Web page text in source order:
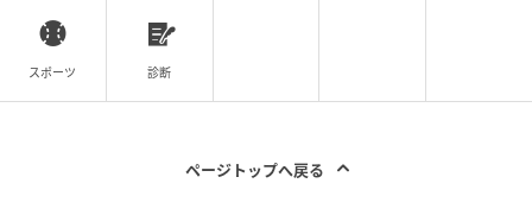
を早めに把握しておくことが、老後の大きな誤算を防
ぐ第一歩になります。
の一例です。実際の受給額は、夫の厚生年金加入期
スポーツ 診断
ページトップへ戻る